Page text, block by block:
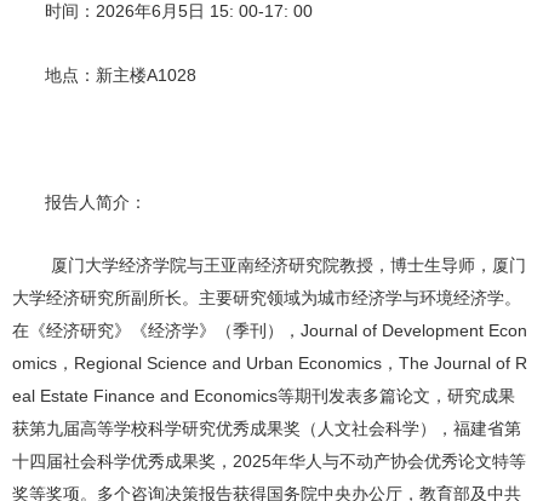
时间：2026年6 月5 日 15: 00-17: 00
地点：新主楼A1028
报告人简介：
厦门大学经济学院与王亚南经济研究院教授， 博士生导师， 厦门
大学经济研究所副所长。主要研究领域为城市经济学与环境经济学。
在《经济研究》《经济学》（季刊）， Journal of Development Econ
omics ， Regional Science and Urban Economics ， The Journal of R
eal Estate Finance and Economics等期刊发表多篇论文， 研究成果
获第九届高等学校科学研究优秀成果奖（人文社会科学）
，福建省第
十四届社会科学优秀成果奖， 2025年华人与不动产协会优秀论文特等
奖等奖项。多个咨询决策报告获得国务院中央办公厅，教育部及中共